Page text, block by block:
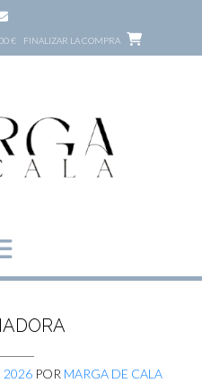
€ FINALIZAR LA COMPRA
2026 POR MARGA DE CALA